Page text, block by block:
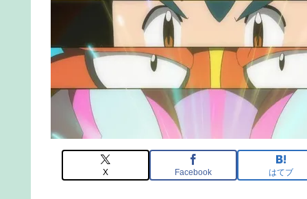
X Facebook はてブ